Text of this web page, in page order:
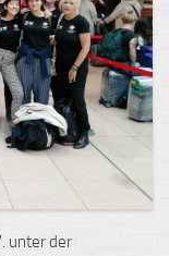
unter der